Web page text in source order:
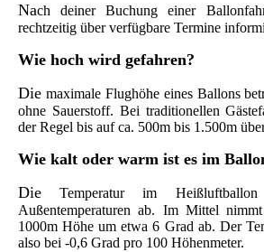
Nach deiner Buchung einer
rechtzeitig über verfügbare Termine
Wie hoch wird gefahren?
Die maximale Flughöhe eines Ballons
ohne Sauerstoff. Bei traditionellen
der Regel bis auf ca. 500m bis 1.500m
Wie kalt oder warm ist es im
Die Temperatur im
Außentemperaturen ab. Im Mittel
1000m Höhe um etwa 6 Grad ab. Der
also bei -0,6 Grad pro 100 Höhenmeter.